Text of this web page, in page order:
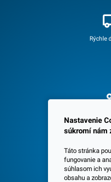
Rýchle
Spokojných
Nastavenie
súkromí nám
Táto stránka
fungovanie a
súhlasom ich
obsahu a